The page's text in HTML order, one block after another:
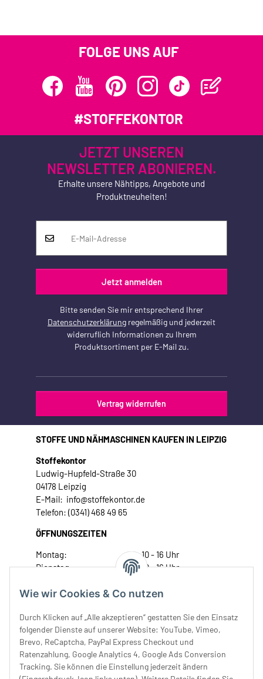
Wie wir Cookies & Co nutzen
Durch Klicken auf „Alle akzeptieren“ gestatten Sie den Einsatz
folgender Dienste auf unserer Website: YouTube, Vimeo,
Brevo, ReCaptcha, PayPal Express Checkout und
Ratenzahlung, Google Analytics 4, Google Ads Conversion
Tracking. Sie können die Einstellung jederzeit ändern
FOLGE UNS AUF
#STOFFEKONTOR
JETZT UNSEREN
NEWSLETTER ABONIEREN.
Erhalte unsere Nähtipps, Angebote und
Produktneuheiten!
Jetzt anmelden
Bitte senden Sie mir entsprechend Ihrer
Datenschutzerklärung regelmäßig und jederzeit
widerruflich Informationen zu Ihrem
Produktsortiment per E-Mail zu.
Vertrag widerrufen
STOFFE UND NÄHMASCHINEN KAUFEN IN LEIPZIG
Stoffekontor
Ludwig-Hupfeld-Straße 30
04178 Leipzig
E-Mail: info@stoffekontor.de
Telefon: (0341) 468 49 65
ÖFFNUNGSZEITEN
Montag:
10 - 16 Uhr
Dienstag:
10 - 16 Uhr
Donnerstag:
10 - 18 Uhr
Samstag:
10 - 14 Uhr
Unser Service
Rechtliches